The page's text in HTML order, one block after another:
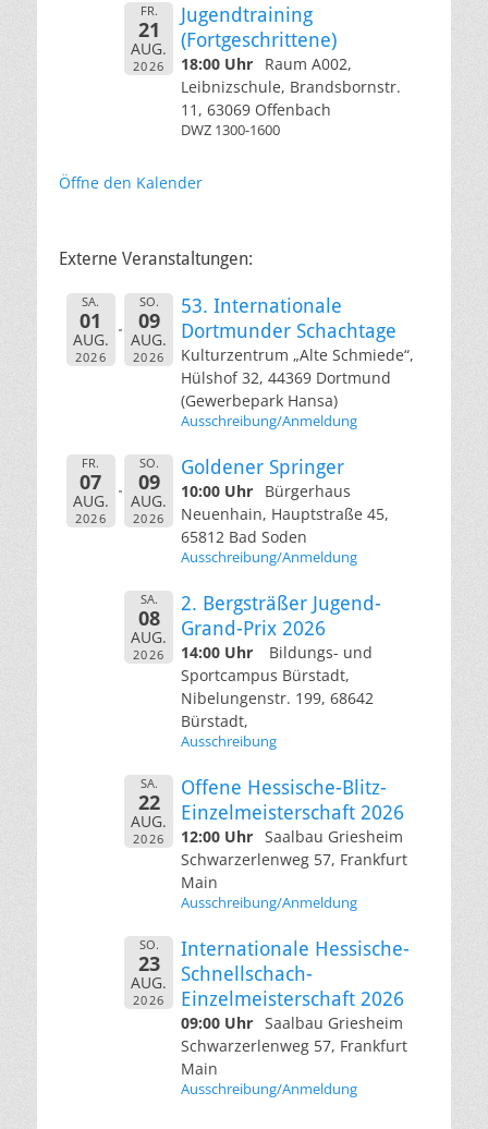
FR.
21
AUG.
2026
Jugendtraining
(Fortgeschrittene)
18:00 Uhr
Raum A002,
Leibnizschule, Brandsbornstr.
11, 63069 Offenbach
DWZ 1300-1600
Öffne den Kalender
Externe Veranstaltungen:
SA.
01
AUG.
2026
SO.
09
AUG.
2026
53. Internationale
Dortmunder Schachtage
Kulturzentrum „Alte Schmiede“,
Hülshof 32, 44369 Dortmund
(Gewerbepark Hansa)
Ausschreibung/Anmeldung
FR.
07
AUG.
2026
SO.
09
AUG.
2026
Goldener Springer
10:00 Uhr
Bürgerhaus
Neuenhain, Hauptstraße 45,
65812 Bad Soden
Ausschreibung/Anmeldung
SA.
08
AUG.
2026
2. Bergsträßer Jugend-
Grand-Prix 2026
14:00 Uhr
Bildungs- und
Sportcampus Bürstadt,
Nibelungenstr. 199, 68642
Bürstadt,
Ausschreibung
SA.
22
AUG.
2026
Offene Hessische-Blitz-
Einzelmeisterschaft 2026
12:00 Uhr Saalbau Griesheim
Schwarzerlenweg 57, Frankfurt
Main
Ausschreibung/Anmeldung
SO.
23
AUG.
2026
Internationale Hessische-
Schnellschach-
Einzelmeisterschaft 2026
09:00 Uhr Saalbau Griesheim
Schwarzerlenweg 57, Frankfurt
Main
Ausschreibung/Anmeldung